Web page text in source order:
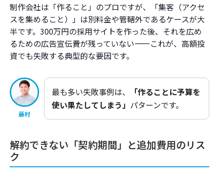
制作会社は「作ること」のプロですが、「集客（アクセ
スを集めること）」は別料金や管轄外であるケースが大
半です。300万円の採用サイトを作った後、それを広め
るための広告宣伝費が残っていない――これが、高額投
資でも失敗する典型的な要因です。
藤村
最も多い失敗事例は、
「作ることに予算を
使い果たしてしまう」 パターンです。
解約できない「契約期間」と追加費用のリス
ク